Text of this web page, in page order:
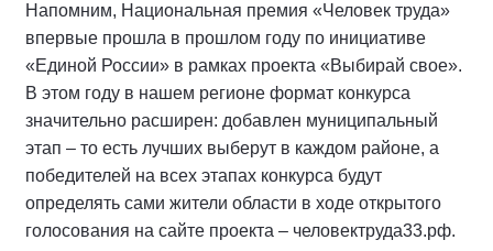
Напомним, Национальная премия «Человек труда»
впервые прошла в прошлом году по инициативе
«Единой России» в рамках проекта «Выбирай свое».
В этом году в нашем регионе формат конкурса
значительно расширен: добавлен муниципальный
этап – то есть лучших выберут в каждом районе, а
победителей на всех этапах конкурса будут
определять сами жители области в ходе открытого
голосования на сайте проекта – человектруда33.рф.